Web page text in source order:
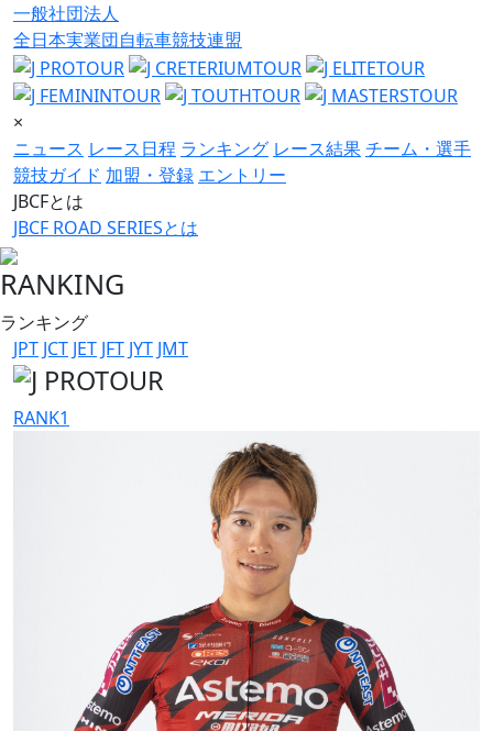
一般社団法人
全日本実業団自転車競技連盟
×
ニュース レース日程 ランキング レース結果チーム・選手
競技ガイド 加盟・登録 エントリー
JBCFとは
JBCF ROAD SERIESとは
RANKING
ランキング
JPT JCT JET JFT JYT JMT
RANK1